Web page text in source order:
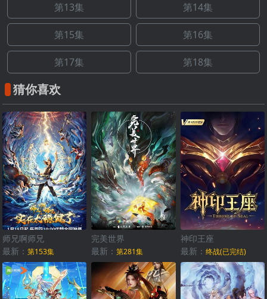
第13集 第14集
第15集 第16集
第17集 第18集
猜你喜欢
师兄啊师兄
最新： 第153集
完美世界
最新：第281集
神印王座
最新： 终战(已完结)